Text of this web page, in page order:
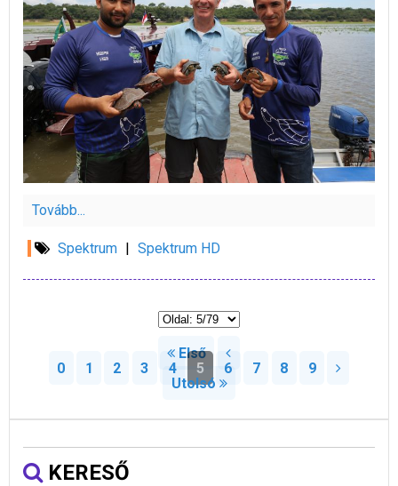
Tovább...
Spektrum Spektrum HD
Első
0
1 2 3 4 5 6 7 8
9
Utolsó
KERESŐ